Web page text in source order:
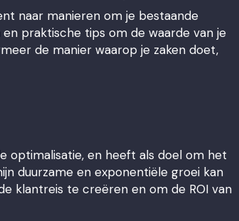
naar manieren om je bestaande
praktische tips om de waarde van je
de manier waarop je zaken doet,
optimalisatie, en heeft als doel om het
duurzame en exponentiële groei kan
klantreis te creëren en om de ROI van